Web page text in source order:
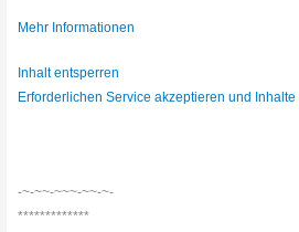
Mehr Informationen
Inhalt entsperren
Erforderlichen Service akzeptieren und Inhalte
-~-~~-~~~-~~-~-
*************